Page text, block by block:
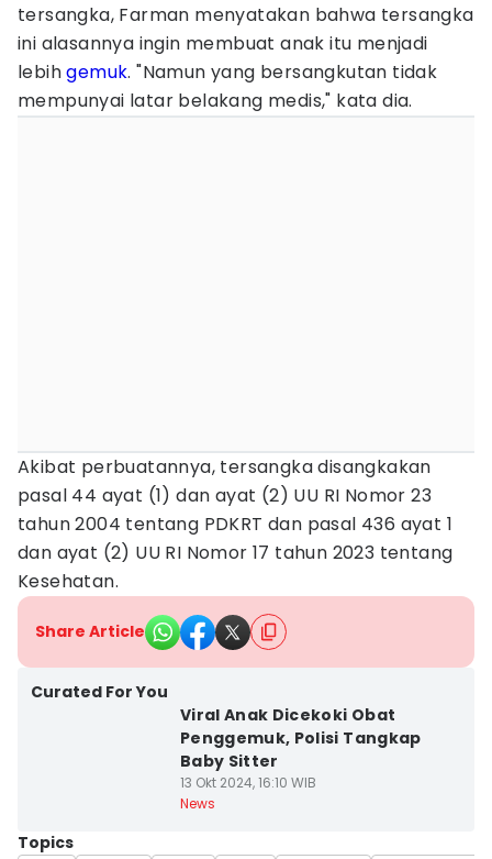
tersangka, Farman menyatakan bahwa tersangka
ini alasannya ingin membuat anak itu menjadi
lebihgemuk. "Namun yang bersangkutan tidak
mempunyai latar belakang medis," kata dia.
Akibat perbuatannya, tersangka disangkakan
pasal 44 ayat (1) dan ayat (2) UU RI Nomor 23
tahun 2004 tentang PDKRT dan pasal 436 ayat 1
dan ayat (2) UU RI Nomor 17 tahun 2023 tentang
Kesehatan.
Share Article
Curated For You
Viral Anak Dicekoki Obat
Penggemuk, Polisi Tangkap
Baby Sitter
13 Okt 2024, 16:10 WIB
News
Topics